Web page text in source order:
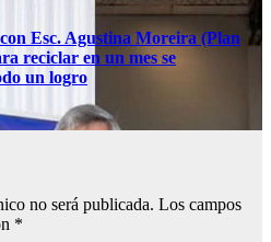
Esc. Agustina Moreira (Plan
reciclar en un mes se
un logro
no será publicada. Los campos
*